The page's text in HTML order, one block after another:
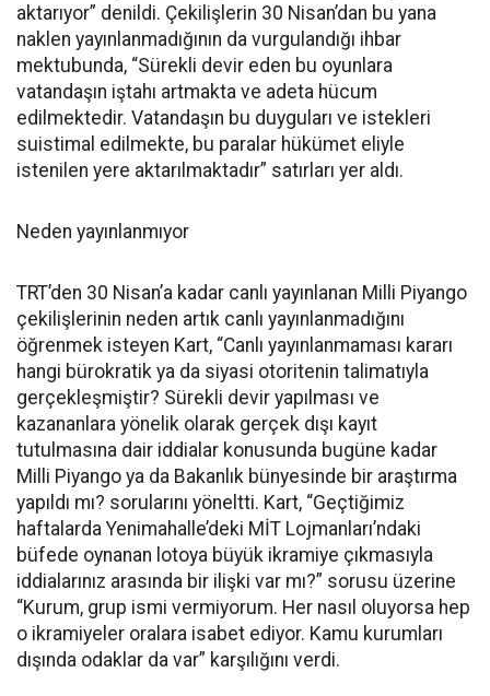
aktarıyor” denildi. Çekilişlerin 30 Nisan’dan bu yana
naklen yayınlanmadığının da vurgulandığı ihbar
mektubunda, “Sürekli devir eden bu oyunlara
vatandaşın iştahı artmakta ve adeta hücum
edilmektedir. Vatandaşın bu duyguları ve istekleri
suistimal edilmekte, bu paralar hükümet eliyle
istenilen yere aktarılmaktadır” satırları yer aldı.
Neden yayınlanmıyor
TRT’den 30 Nisan’a kadar canlı yayınlanan Milli Piyango
çekilişlerinin neden artık canlı yayınlanmadığını
öğrenmek isteyen Kart, “Canlı yayınlanmaması kararı
hangi bürokratik ya da siyasi otoritenin talimatıyla
gerçekleşmiştir? Sürekli devir yapılması ve
kazananlara yönelik olarak gerçek dışı kayıt
tutulmasına dair iddialar konusunda bugüne kadar
Milli Piyango ya da Bakanlık bünyesinde bir araştırma
yapıldı mı? sorularını yöneltti. Kart, “Geçtiğimiz
haftalarda Yenimahalle’deki MİT Lojmanları’ndaki
büfede oynanan lotoya büyük ikramiye çıkmasıyla
iddialarınız arasında bir ilişki var mı?” sorusu üzerine
“Kurum, grup ismi vermiyorum. Her nasıl oluyorsa hep
o ikramiyeler oralara isabet ediyor. Kamu kurumları
dışında odaklar da var” karşılığını verdi.